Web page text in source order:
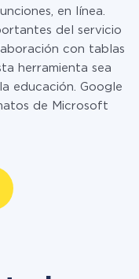
en línea.
del servicio
con tablas
herramienta sea
educación. Google
de Microsoft